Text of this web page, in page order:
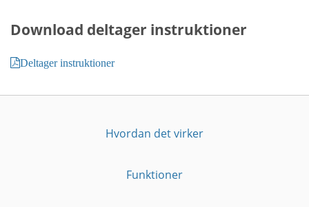
Download deltager instruktioner
Deltager instruktioner
Hvordan det virker
Funktioner